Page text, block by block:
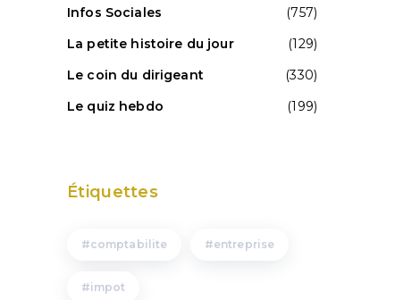
Infos Sociales
(757)
La petite histoire du jour
(129)
Le coin du dirigeant
(330)
Le quiz hebdo
(199)
Étiquettes
comptabilite entreprise
impot